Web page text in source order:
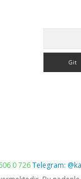
0 726Telegram: